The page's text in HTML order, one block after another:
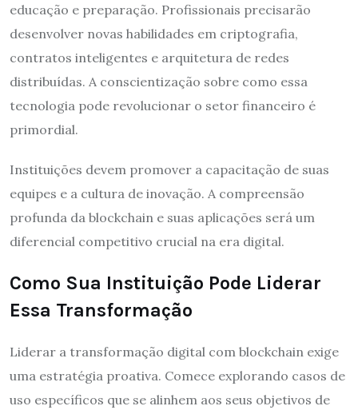
educação e preparação. Profissionais precisarão
desenvolver novas habilidades em criptografia,
contratos inteligentes e arquitetura de redes
distribuídas. A conscientização sobre como essa
tecnologia pode revolucionar o setor financeiro é
primordial.
Instituições devem promover a capacitação de suas
equipes e a cultura de inovação. A compreensão
profunda da blockchain e suas aplicações será um
diferencial competitivo crucial na era digital.
Como Sua Instituição Pode Liderar
Essa Transformação
Liderar a transformação digital com blockchain exige
uma estratégia proativa. Comece explorando casos de
uso específicos que se alinhem aos seus objetivos de